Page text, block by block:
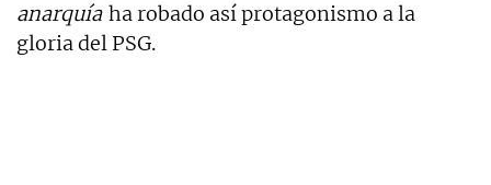
anarquía ha robado así protagonismo a la
gloria del PSG.